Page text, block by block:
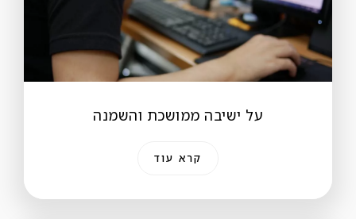
על ישיבה ממושכת והשמנה
קרא עוד